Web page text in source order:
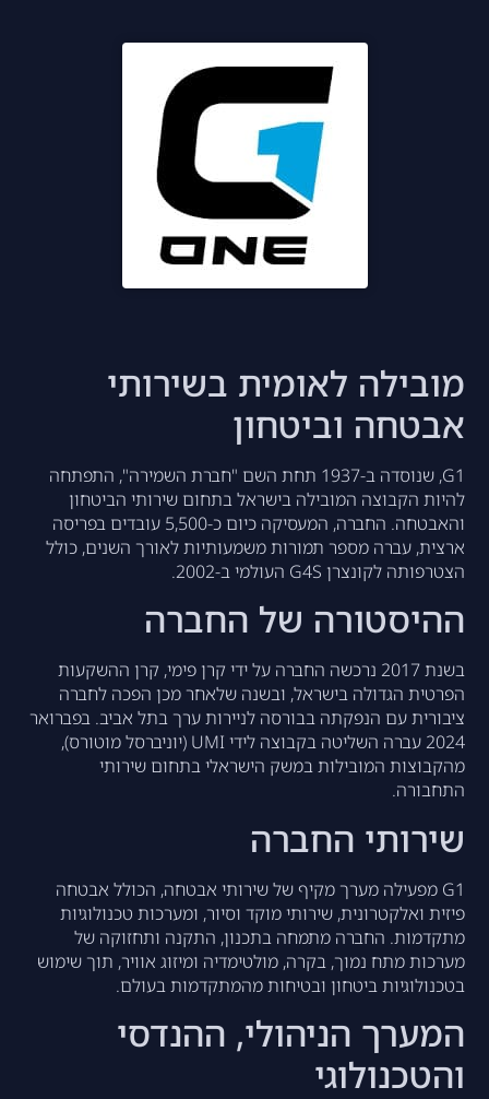
מובילה לאומית בשירותי
אבטחה וביטחון
G1, שנוסדה ב-1937 תחת השם "חברת השמירה", התפתחה
להיות הקבוצה המובילה בישראל בתחום שירותי הביטחון
והאבטחה. החברה, המעסיקה כיום כ-5,500 עובדים בפריסה
ארצית, עברה מספר תמורות משמעותיות לאורך השנים, כולל
הצטרפותה לקונצרן G4S העולמי ב-2002.
ההיסטורה של החברה
בשנת 2017 נרכשה החברה על ידי קרן פימי, קרן ההשקעות
הפרטית הגדולה בישראל, ובשנה שלאחר מכן הפכה לחברה
ציבורית עם הנפקתה בבורסה לניירות ערך בתל אביב. בפברואר
2024 עברה השליטה בקבוצה לידי UMI (יוניברסל מוטורס),
מהקבוצות המובילות במשק הישראלי בתחום שירותי
התחבורה.
שירותי החברה
G1 מפעילה מערך מקיף של שירותי אבטחה, הכולל אבטחה
פיזית ואלקטרונית, שירותי מוקד וסיור, ומערכות טכנולוגיות
מתקדמות. החברה מתמחה בתכנון, התקנה ותחזוקה של
מערכות מתח נמוך, בקרה, מולטימדיה ומיזוג אוויר, תוך שימוש
בטכנולוגיות ביטחון ובטיחות מהמתקדמות בעולם.
המערך הניהולי, ההנדסי
והטכנולוגי